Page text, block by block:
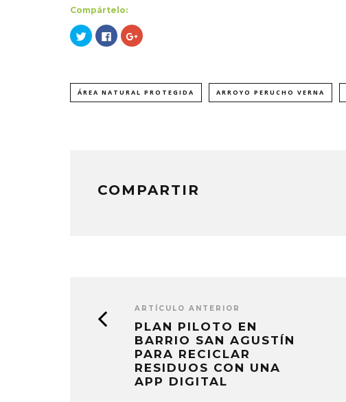
Compártelo:
Haz
clic
para
(Se
abre
en
Haz
clic
para
(Se
abre
en
Haz
clic
(Se
abre
en
ÁREA NATURAL PROTEGIDA ARROYO PERUCHO VERNA
COMPARTIR
ARTÍCULO ANTERIOR
PLAN PILOTO EN
BARRIO SAN AGUSTÍN
PARA RECICLAR
RESIDUOS CON UNA
APP DIGITAL